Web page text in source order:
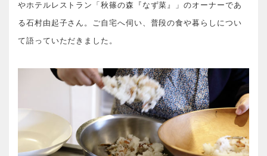
やホテルレストラン「秋篠の森『なず菜』」のオーナーであ
る石村由起子さん。ご自宅へ伺い、普段の食や暮らしについ
て語っていただきました。